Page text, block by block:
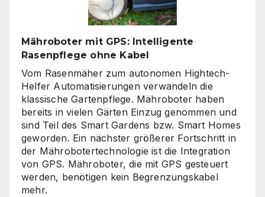
Mähroboter mit GPS: Intelligente
Rasenpflege ohne Kabel
Vom Rasenmäher zum autonomen Hightech-
Helfer Automatisierungen verwandeln die
klassische Gartenpflege. Mähroboter haben
bereits in vielen Gärten Einzug genommen und
sind Teil des Smart Gardens bzw. Smart Homes
geworden. Ein nächster größerer Fortschritt in
der Mährobotertechnologie ist die Integration
von GPS. Mähroboter, die mit GPS gesteuert
werden, benötigen kein Begrenzungskabel
mehr.